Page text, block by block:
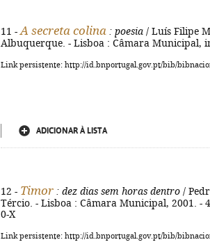
11 - A secreta colina : poesia / Luís Filipe
Albuquerque. - Lisboa : Câmara Municipal,
Link persistente: http://id.bnportugal.gov.pt/bib/
ADICIONAR À LISTA
12 - Timor : dez dias sem horas dentro /
Tércio. - Lisboa : Câmara Municipal, 2001. -
0-X
Link persistente: http://id.bnportugal.gov.pt/bib/